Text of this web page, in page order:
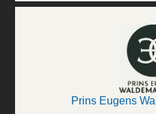
Prins Eugens